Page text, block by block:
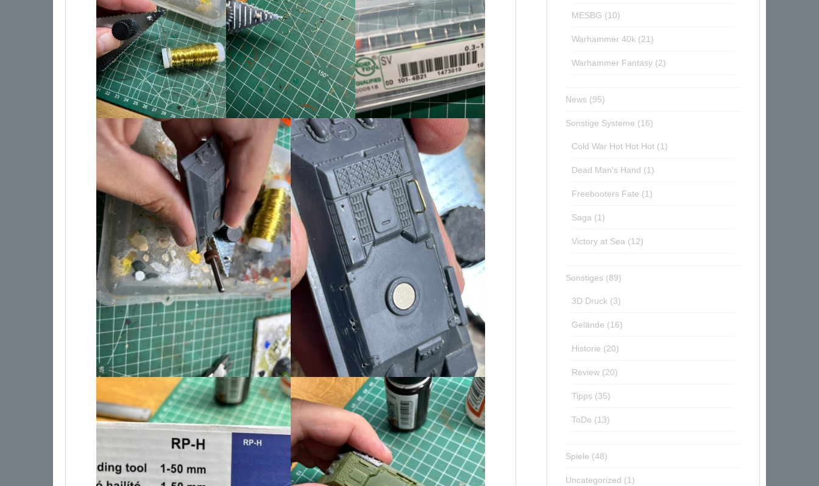
MESBG (10)
Warhammer 40k (21)
Warhammer Fantasy (2)
News (95)
Sonstige Systeme (16)
Cold War Hot Hot Hot (1)
Dead Man's Hand (1)
Freebooters Fate (1)
Saga (1)
Victory at Sea (12)
Sonstiges (89)
3D Druck (3)
Gelände (16)
Historie (20)
Review (20)
Tipps (35)
ToDo (13)
Spiele (48)
Uncategorized (1)